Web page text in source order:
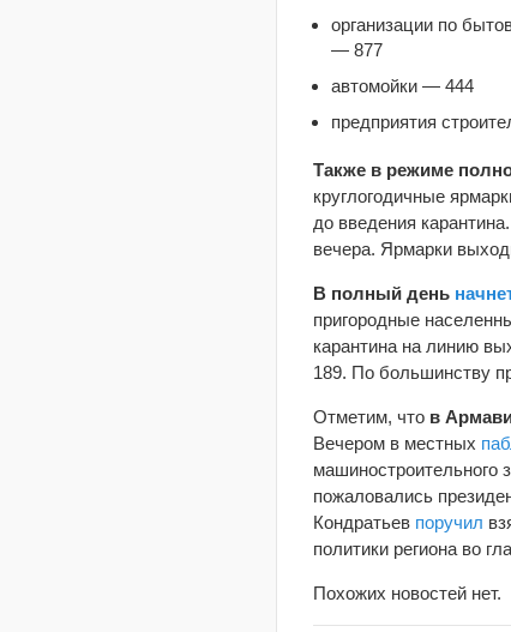
организации по
— 877
автомойки — 444
предприятия
Также в режиме
круглогодичные
до введения
вечера. Ярмарки
В полный день
пригородные
карантина на линию
189. По большинству
Отметим, что в
Вечером в местных
пожаловались
Кондратьев поручил
политики региона во
Похожих новостей нет.